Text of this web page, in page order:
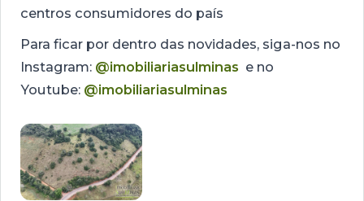
centros consumidores do país
Para ficar por dentro das novidades, siga-nos no
Instagram: @imobiliariasulminas e no
Youtube: @imobiliariasulminas